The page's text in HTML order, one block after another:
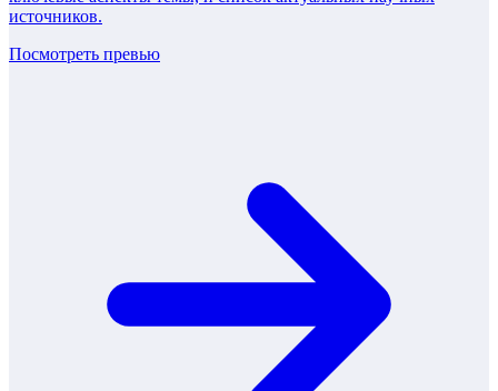
источников.
Посмотреть превью